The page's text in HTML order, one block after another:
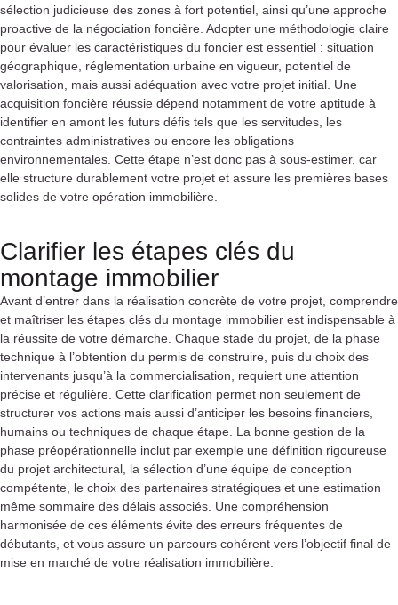
sélection judicieuse des zones à fort potentiel, ainsi qu’une approche
proactive de la négociation foncière. Adopter une méthodologie claire
pour évaluer les caractéristiques du foncier est essentiel : situation
géographique, réglementation urbaine en vigueur, potentiel de
valorisation, mais aussi adéquation avec votre projet initial. Une
acquisition foncière réussie dépend notamment de votre aptitude à
identifier en amont les futurs défis tels que les servitudes, les
contraintes administratives ou encore les obligations
environnementales. Cette étape n’est donc pas à sous-estimer, car
elle structure durablement votre projet et assure les premières bases
solides de votre opération immobilière.
Clarifier les étapes clés du
montage immobilier
Avant d’entrer dans la réalisation concrète de votre projet, comprendre
et maîtriser les étapes clés du montage immobilier est indispensable à
la réussite de votre démarche. Chaque stade du projet, de la phase
technique à l’obtention du permis de construire, puis du choix des
intervenants jusqu’à la commercialisation, requiert une attention
précise et régulière. Cette clarification permet non seulement de
structurer vos actions mais aussi d’anticiper les besoins financiers,
humains ou techniques de chaque étape. La bonne gestion de la
phase préopérationnelle inclut par exemple une définition rigoureuse
du projet architectural, la sélection d’une équipe de conception
compétente, le choix des partenaires stratégiques et une estimation
même sommaire des délais associés. Une compréhension
harmonisée de ces éléments évite des erreurs fréquentes de
débutants, et vous assure un parcours cohérent vers l’objectif final de
mise en marché de votre réalisation immobilière.